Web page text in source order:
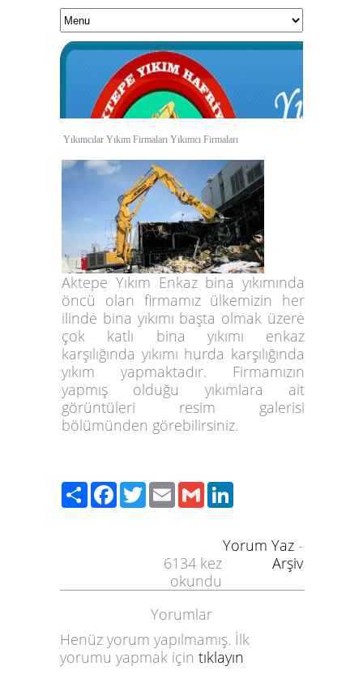
Yıkımcılar Yıkım Firmaları Yıkımcı Firmaları
Aktepe Yıkım Enkaz bina yıkımında
öncü olan firmamız ülkemizin her
ilinde bina yıkımı başta olmak üzere
çok katlı bina yıkımı enkaz
karşılığında yıkımı hurda karşılığında
yıkım yapmaktadır. Firmamızın
yapmış olduğu yıkımlara ait
görüntüleri resim galerisi
bölümünden görebilirsiniz.
PaylaşFacebook
TwitterEmailGmail
Yorum Yaz -
Arşiv
6134 kez
okundu
Yorumlar
Henüz yorum yapılmamış. İlk
yorumu yapmak için tıklayın